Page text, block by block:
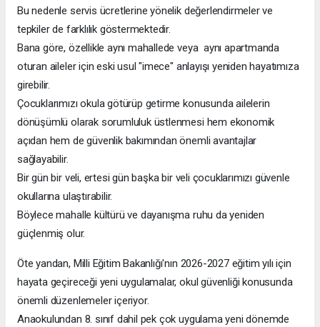
Bu nedenle servis ücretlerine yönelik değerlendirmeler ve
tepkiler de farklılık göstermektedir.
Bana göre, özellikle aynı mahallede veya aynı apartmanda
oturan aileler için eski usul "imece" anlayışı yeniden hayatımıza
girebilir.
Çocuklarımızı okula götürüp getirme konusunda ailelerin
dönüşümlü olarak sorumluluk üstlenmesi hem ekonomik
açıdan hem de güvenlik bakımından önemli avantajlar
sağlayabilir.
Bir gün bir veli, ertesi gün başka bir veli çocuklarımızı güvenle
okullarına ulaştırabilir.
Böylece mahalle kültürü ve dayanışma ruhu da yeniden
güçlenmiş olur.
Öte yandan, Milli Eğitim Bakanlığı'nın 2026-2027 eğitim yılı için
hayata geçireceği yeni uygulamalar, okul güvenliği konusunda
önemli düzenlemeler içeriyor.
Anaokulundan 8. sınıf dahil pek çok uygulama yeni dönemde